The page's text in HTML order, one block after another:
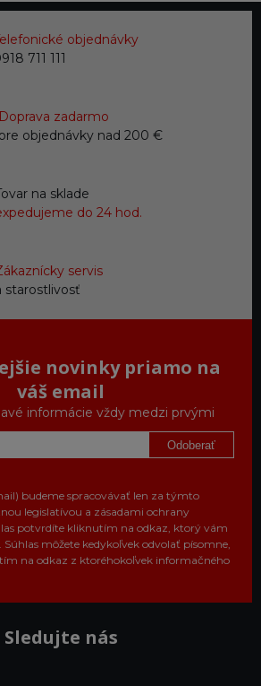
objednávky
711 111
Doprava zadarmo
pre objednávky nad 200 €
na sklade
do 24 hod.
servis
starostlivosť
novinky priamo na
váš email
informácie vždy medzi prvými
Odoberať
budeme spracovávať len za týmto
legislatívou a zásadami ochrany
potvrdíte kliknutím na odkaz, ktorý vám
Súhlas môžete kedykoľvek odvolať písomne,
na odkaz z ktoréhokoľvek informačného
Sledujte nás